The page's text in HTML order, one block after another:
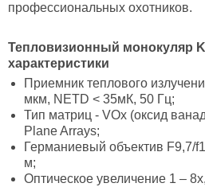
профессиональных охотников.
Тепловизионный монокуляр
характеристики
Приемник теплового
мкм, NETD < 35мК, 50 Гц;
Тип матриц - VOx (оксид
Plane Arrays;
Германиевый объектив F9,7/
м;
Оптическое увеличение 1 –